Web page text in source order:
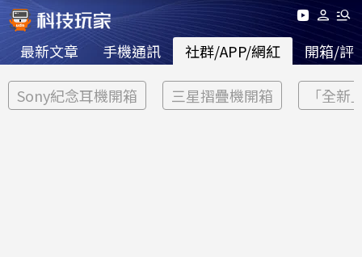
最新文章 手機通訊 社群/APP/網紅 開箱/評
Sony紀念耳機開箱 三星摺疊機開箱 「全新